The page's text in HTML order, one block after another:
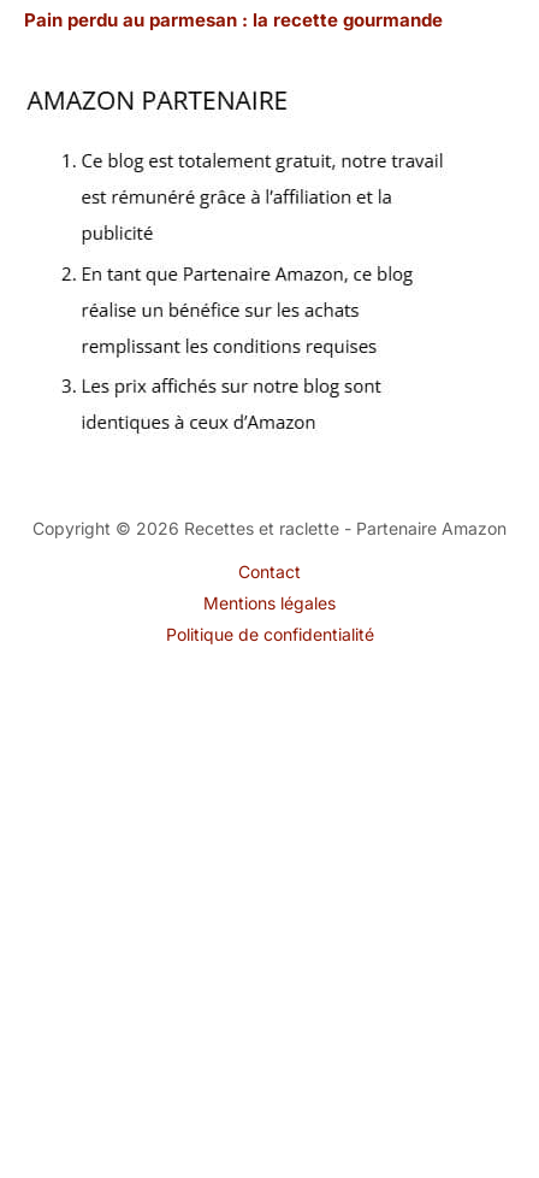
Pain perdu au parmesan : la recette gourmande
Copyright © 2026 Recettes et raclette - Partenaire Amazon
Contact
Mentions légales
Politique de confidentialité